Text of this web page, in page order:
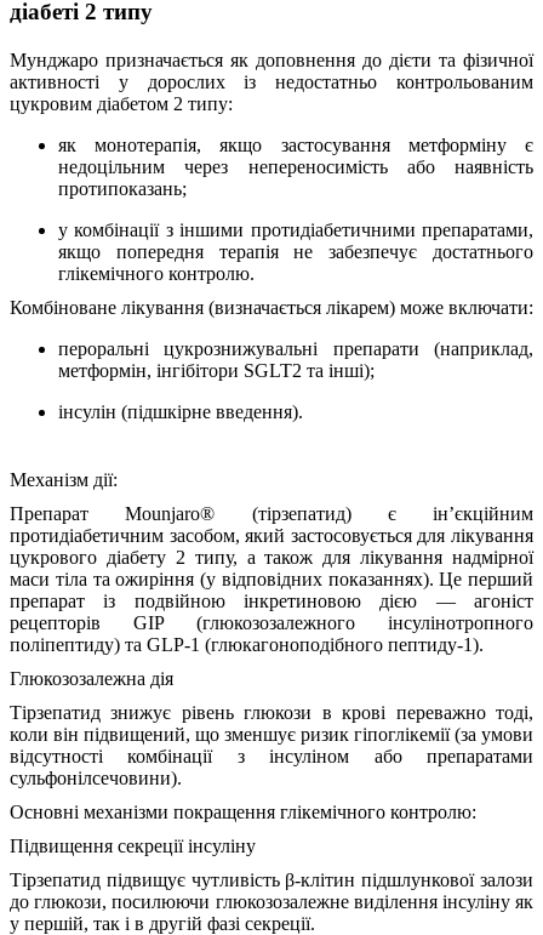
діабеті 2 типу
Мунджаро призначається як доповнення до дієти та фізичної
активності у дорослих із недостатньо контрольованим
цукровим діабетом 2 типу:
як монотерапія, якщо застосування метформіну є
недоцільним через непереносимість або наявність
протипоказань;
у комбінації з іншими протидіабетичними препаратами,
якщо попередня терапія не забезпечує достатнього
глікемічного контролю.
Комбіноване лікування (визначається лікарем) може включати:
пероральні цукрознижувальні препарати (наприклад,
метформін, інгібітори SGLT2 та інші);
інсулін (підшкірне введення).
Механізм дії:
Препарат Mounjaro® (тірзепатид) є ін’єкційним
протидіабетичним засобом, який застосовується для лікування
цукрового діабету 2 типу, а також для лікування надмірної
маси тіла та ожиріння (у відповідних показаннях). Це перший
препарат із подвійною інкретиновою дією — агоніст
рецепторів GIP (глюкозозалежного інсулінотропного
поліпептиду) та GLP-1 (глюкагоноподібного пептиду-1).
Глюкозозалежна дія
Тірзепатид знижує рівень глюкози в крові переважно тоді,
коли він підвищений, що зменшує ризик гіпоглікемії (за умови
відсутності комбінації з інсуліном або препаратами
сульфонілсечовини).
Основні механізми покращення глікемічного контролю:
Підвищення секреції інсуліну
Тірзепатид підвищує чутливість β-клітин підшлункової залози
до глюкози, посилюючи глюкозозалежне виділення інсуліну як
у першій, так і в другій фазі секреції.